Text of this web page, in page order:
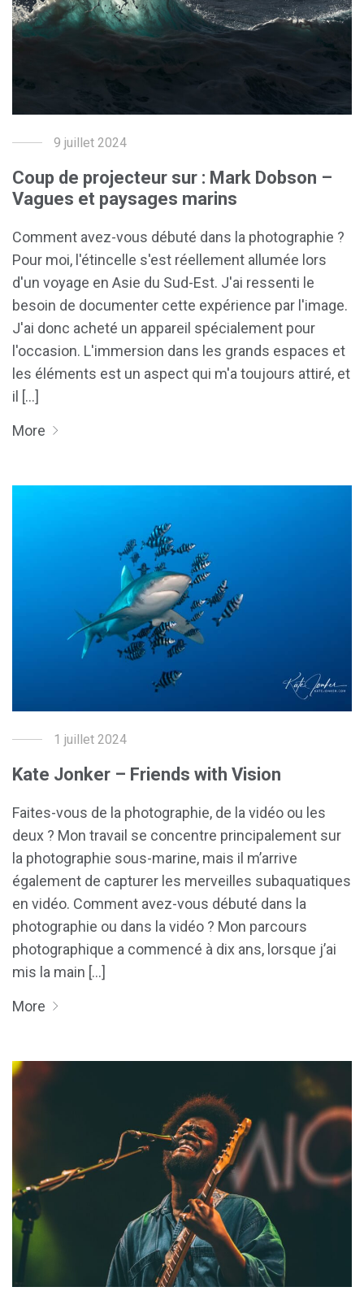
9 juillet 2024
Coup de projecteur sur : Mark Dobson –
Vagues et paysages marins
Comment avez-vous débuté dans la photographie ?
Pour moi, l'étincelle s'est réellement allumée lors
d'un voyage en Asie du Sud-Est. J'ai ressenti le
besoin de documenter cette expérience par l'image.
J'ai donc acheté un appareil spécialement pour
l'occasion. L'immersion dans les grands espaces et
les éléments est un aspect qui m'a toujours attiré, et
il [...]
More
1 juillet 2024
Kate Jonker – Friends with Vision
Faites-vous de la photographie, de la vidéo ou les
deux ? Mon travail se concentre principalement sur
la photographie sous-marine, mais il m’arrive
également de capturer les merveilles subaquatiques
en vidéo. Comment avez-vous débuté dans la
photographie ou dans la vidéo ? Mon parcours
photographique a commencé à dix ans, lorsque j’ai
mis la main [...]
More